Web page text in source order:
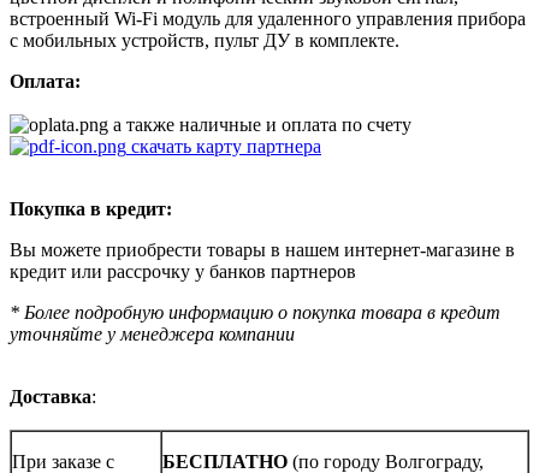
встроенный Wi-Fi модуль для удаленного управления прибора
с мобильных устройств, пульт ДУ в комплекте.
Оплата:
а также наличные и оплата по счету
скачать карту партнера
Покупка в кредит:
Вы можете приобрести товары в нашем интернет-магазине в
кредит или рассрочку у банков партнеров
* Более подробную информацию о покупка товара в кредит
уточняйте у менеджера компании
Доставка:
При заказе с
БЕСПЛАТНО (по городу Волгограду,